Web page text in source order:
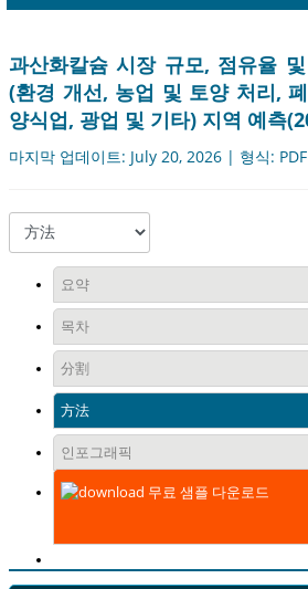
과산화칼슘 시장 규모, 점유율
(환경 개선, 농업 및 토양 처리,
양식업, 광업 및 기타) 지역 예측
마지막 업데이트: July 20, 2026 | 형식:
요약
목차
分割
方法
인포그래픽
무료 샘플 다운로드